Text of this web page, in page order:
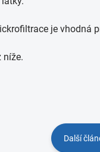
je vhodná
níže.
Další